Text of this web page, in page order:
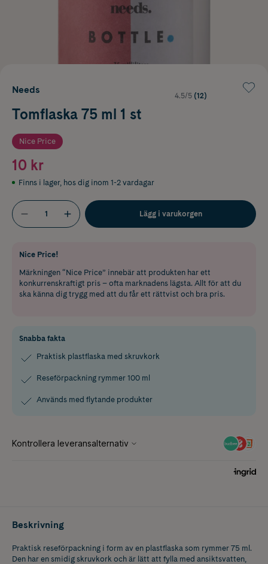
Needs
4.5/5 (12)
Tomflaska 75 ml 1 st
Nice Price
10 kr
Finns i lager, hos dig inom 1-2 vardagar
Lägg i varukorgen
Nice Price!
Märkningen “Nice Price” innebär att produkten har ett
konkurrenskraftigt pris – ofta marknadens lägsta. Allt för att du
ska känna dig trygg med att du får ett rättvist och bra pris.
Snabba fakta
Praktisk plastflaska med skruvkork
Reseförpackning rymmer 100 ml
Används med flytande produkter
Beskrivning
Praktisk reseförpackning i form av en plastflaska som rymmer 75 ml.
Den har en smidig skruvkork och är lätt att fylla med ansiktsvatten,